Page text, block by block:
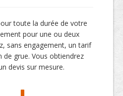
toute la durée de votre
pour une ou deux
sans engagement, un tarif
grue. Vous obtiendrez
devis sur mesure.